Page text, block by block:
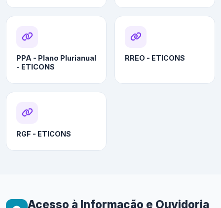
PPA - Plano Plurianual
- ETICONS
RREO - ETICONS
RGF - ETICONS
Acesso à Informação e Ouvidoria